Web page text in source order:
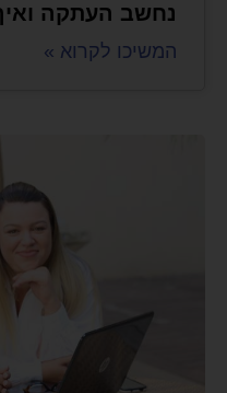
נחשב העתקה
המשיכו לקרוא »